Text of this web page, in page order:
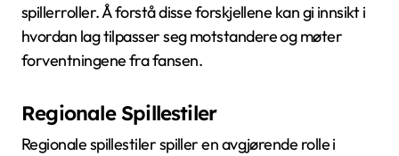
spillerroller. Å forstå disse forskjellene kan gi innsikt i
hvordan lag tilpasser seg motstandere og møter
forventningene fra fansen.
Regionale Spillestiler
Regionale spillestiler spiller en avgjørende rolle i